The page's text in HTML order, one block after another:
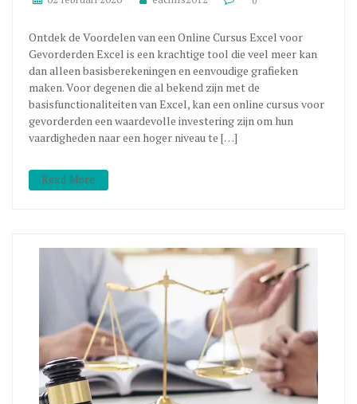
Ontdek de Voordelen van een Online Cursus Excel voor
Gevorderden Excel is een krachtige tool die veel meer kan
dan alleen basisberekeningen en eenvoudige grafieken
maken. Voor degenen die al bekend zijn met de
basisfunctionaliteiten van Excel, kan een online cursus voor
gevorderden een waardevolle investering zijn om hun
vaardigheden naar een hoger niveau te […]
Read More